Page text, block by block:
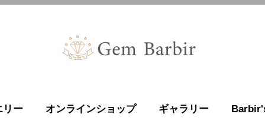
リー オンラインショップ ギャラリー